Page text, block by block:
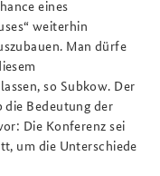
eines
weiterhin
Man dürfe
so Subkow. Der
die Bedeutung der
Die Konferenz sei
um die Unterschiede